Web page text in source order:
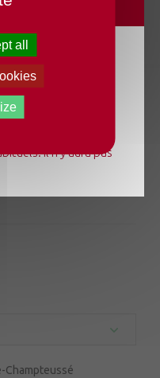
Champteussé
août 2026, la
adapte ses
jeudis, ouverte les
12h. L'accueil de la
Il n'y aura pas
all